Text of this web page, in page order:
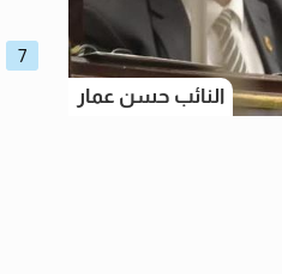
النائب حسن عمار